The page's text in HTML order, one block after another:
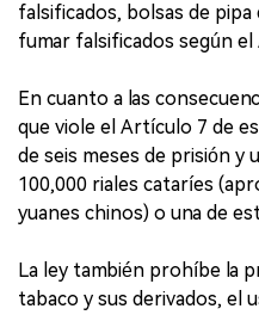
falsificados, bolsas de pipa
fumar falsificados según
En cuanto a las
que viole el Artículo 7 de
de seis meses de prisión y
100,000 riales cataríes
yuanes chinos) o una de
La ley también prohíbe la
tabaco y sus derivados, el